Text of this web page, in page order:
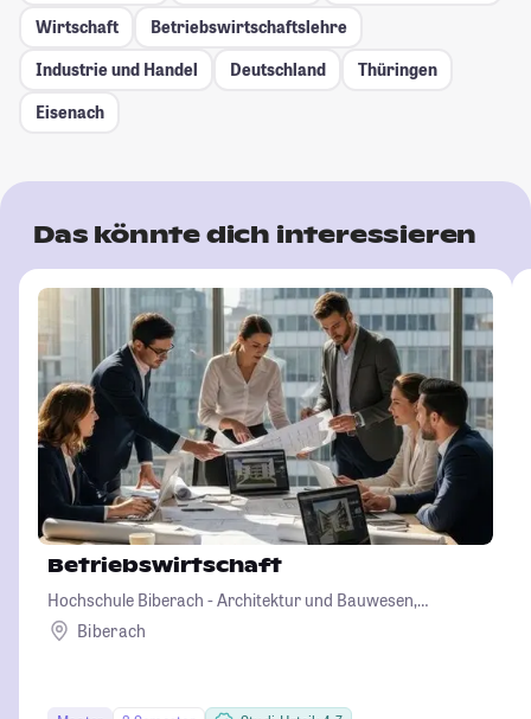
Wirtschaft
Betriebswirtschaftslehre
Industrie und Handel
Deutschland
Thüringen
Eisenach
Das könnte dich interessieren
Betriebswirtschaft
Hochschule Biberach - Architektur und Bauwesen,
Betriebswirtschaft und Biotechnologie
Biberach